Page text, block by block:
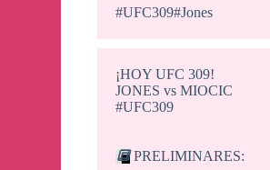
#UFC309#Jones
¡HOY UFC 309!
JONES vs MIOCIC
#UFC309
🔳PRELIMINARES: